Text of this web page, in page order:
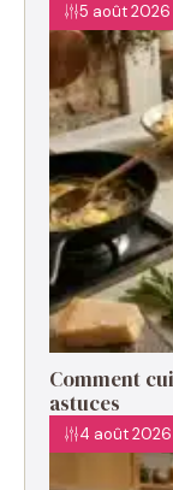
5 août 2026
Comment
astuces
4 août 2026